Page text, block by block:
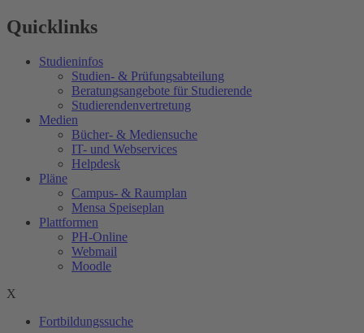
Quicklinks
Studieninfos
Studien- & Prüfungsabteilung
Beratungsangebote für Studierende
Studierendenvertretung
Medien
Bücher- & Mediensuche
IT- und Webservices
Helpdesk
Pläne
Campus- & Raumplan
Mensa Speiseplan
Plattformen
PH-Online
Webmail
Moodle
X
Fortbildungssuche